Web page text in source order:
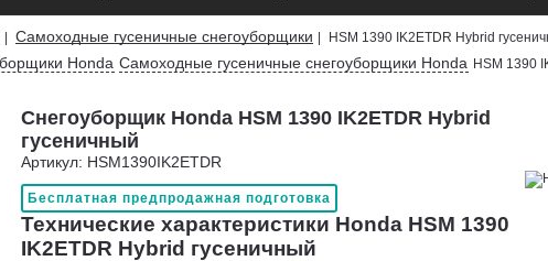
Самоходные гусеничные снегоуборщики HSM 1390 IK2ETDR Hybrid
Honda Самоходные гусеничные снегоуборщики Honda HSM 1390
Снегоуборщик Honda HSM 1390 IK2ETDR Hybrid
гусеничный
Артикул: HSM1390IK2ETDR
Бесплатная предпродажная подготовка
Технические характеристики Honda HSM 1390
IK2ETDR Hybrid гусеничный